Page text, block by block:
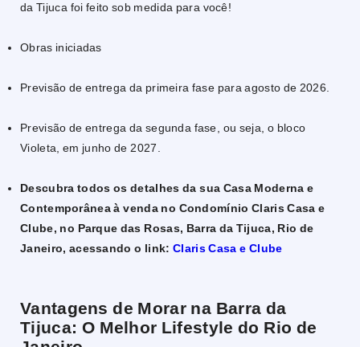
da Tijuca foi feito sob medida para você!
Obras iniciadas
Previsão de entrega da primeira fase para agosto de 2026.
Previsão de entrega da segunda fase, ou seja, o bloco
Violeta, em junho de 2027.
Descubra todos os detalhes da sua Casa Moderna e
Contemporânea à venda no Condomínio Claris Casa e
Clube, no Parque das Rosas, Barra da Tijuca, Rio de
Janeiro, acessando o link:Claris Casa e Clube
Vantagens de Morar na Barra da
Tijuca: O Melhor Lifestyle do Rio de